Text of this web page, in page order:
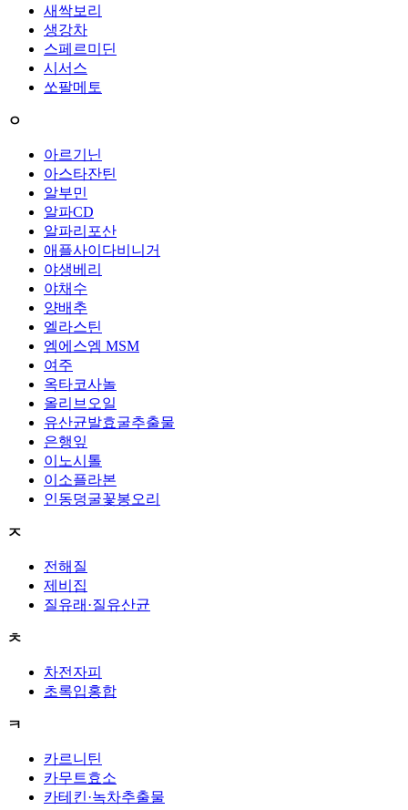
새싹보리
생강차
스페르미딘
시서스
쏘팔메토
ㅇ
아르기닌
아스타잔틴
알부민
알파CD
알파리포산
애플사이다비니거
야생베리
야채수
양배추
엘라스틴
엠에스엠 MSM
여주
옥타코사놀
올리브오일
유산균발효굴추출물
은행잎
이노시톨
이소플라본
인동덩굴꽃봉오리
ㅈ
전해질
제비집
질유래·질유산균
ㅊ
차전자피
초록입홍합
ㅋ
카르니틴
카무트효소
카테킨·녹차추출물